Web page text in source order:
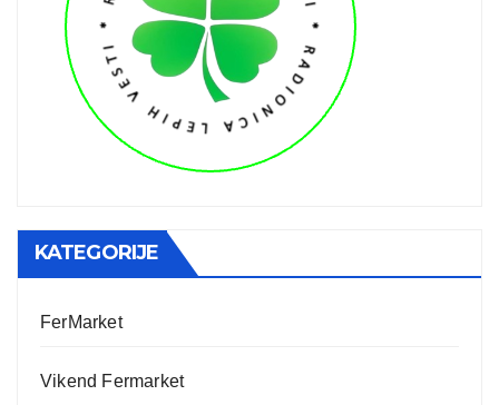
KATEGORIJE
FerMarket
Vikend Fermarket